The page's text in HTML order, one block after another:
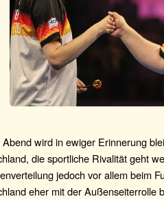
Abend wird in ewiger Erinnerung
die sportliche Rivalität geht
jedoch vor allem beim
eher mit der Außenseiterrolle